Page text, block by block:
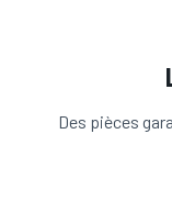
Des pièces